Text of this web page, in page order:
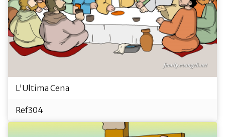
L'Ultima Cena
Ref304